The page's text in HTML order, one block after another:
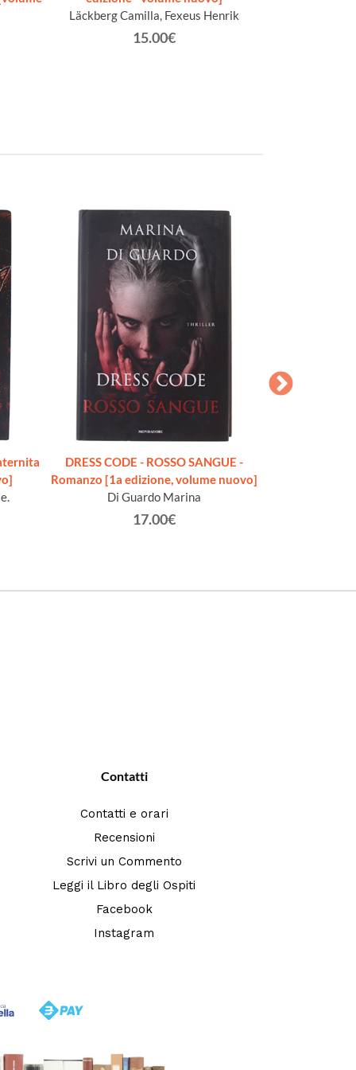
Läckberg Camilla, Fexeus Henrik
15.00€
DRESS CODE - ROSSO SANGUE -
Romanzo [1a edizione, volume nuovo]
Di Guardo Marina
17.00€
Contatti
Contatti e orari
Recensioni
Scrivi un Commento
Leggi il Libro degli Ospiti
Facebook
Instagram